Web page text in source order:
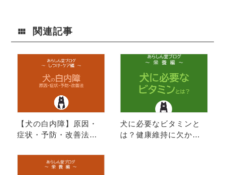
安がある犬の
おやつ注意点
関連記事
【犬の白内障】原因・
症状・予防・改善法を
性や進行を防ぐケア方
犬に必要なビタミンと
は？健康維持に欠かせ